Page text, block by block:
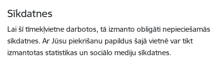
Sīkdatnes
Lai šī tīmekļvietne darbotos, tā izmanto obligāti nepieciešamās
sīkdatnes. Ar Jūsu piekrišanu papildus šajā vietnē var tikt
izmantotas statistikas un sociālo mediju sīkdatnes.